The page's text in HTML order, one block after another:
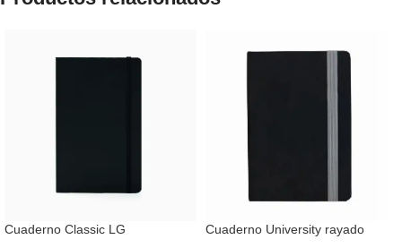
Cuaderno Classic LG Cuaderno University rayado